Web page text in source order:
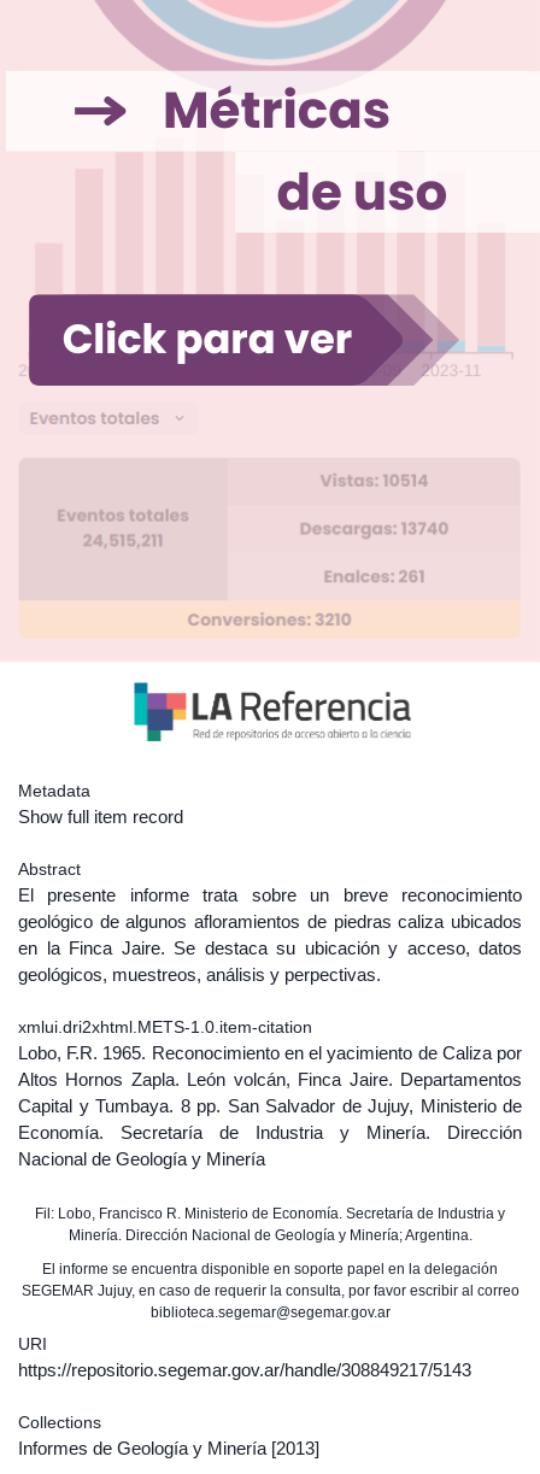
Metadata
Show full item record
Abstract
El presente informe trata sobre un breve reconocimiento
geológico de algunos afloramientos de piedras caliza ubicados
en la Finca Jaire. Se destaca su ubicación y acceso, datos
geológicos, muestreos, análisis y perpectivas.
xmlui.dri2xhtml.METS-1.0.item-citation
Lobo, F.R. 1965. Reconocimiento en el yacimiento de Caliza por
Altos Hornos Zapla. León volcán, Finca Jaire. Departamentos
Capital y Tumbaya. 8 pp. San Salvador de Jujuy, Ministerio de
Economía. Secretaría de Industria y Minería. Dirección
Nacional de Geología y Minería
Fil: Lobo, Francisco R. Ministerio de Economía. Secretaría de Industria y
Minería. Dirección Nacional de Geología y Minería; Argentina.
El informe se encuentra disponible en soporte papel en la delegación
SEGEMAR Jujuy, en caso de requerir la consulta, por favor escribir al correo
biblioteca.segemar@segemar.gov.ar
URI
https://repositorio.segemar.gov.ar/handle/308849217/5143
Collections
Informes de Geología y Minería [2013]